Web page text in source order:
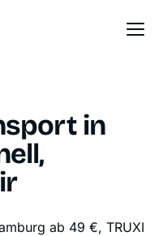
in
ab 49 €, TRUXI